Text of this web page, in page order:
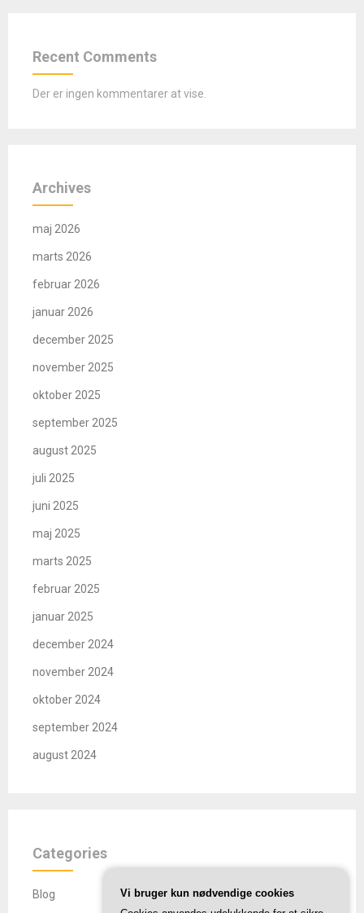
Recent Comments
Der er ingen kommentarer at vise.
Archives
maj 2026
marts 2026
februar 2026
januar 2026
december 2025
november 2025
oktober 2025
september 2025
august 2025
juli 2025
juni 2025
maj 2025
marts 2025
februar 2025
januar 2025
december 2024
november 2024
oktober 2024
september 2024
august 2024
Categories
Blog
Vi bruger kun nødvendige cookies